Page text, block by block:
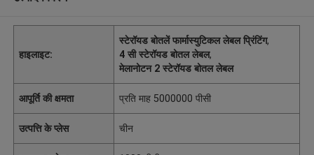
हाइलाइट:
स्टेरॉयड बोतलें फार्मास्युटिकल लेबल प्रिंटिंग,
4 सी स्टेरॉयड बोतल लेबल,
मेलानोटन 2 स्टेरॉयड बोतल लेबल
आपूर्ति की क्षमता प्रति माह 5000000 पीसी
उत्पत्ति के प्लेस चीन